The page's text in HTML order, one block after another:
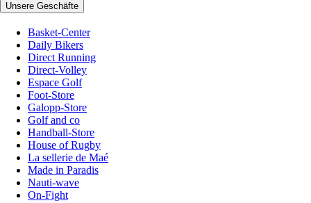
Unsere Geschäfte
Basket-Center
Daily Bikers
Direct Running
Direct-Volley
Espace Golf
Foot-Store
Galopp-Store
Golf and co
Handball-Store
House of Rugby
La sellerie de Maé
Made in Paradis
Nauti-wave
On-Fight